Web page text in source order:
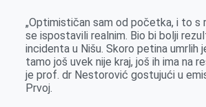
„Optimističan sam od početka, i to s
se ispostavili realnim. Bio bi bolji
incidenta u Nišu. Skoro petina umrlih
tamo još uvek nije kraj, još ih ima na
je prof. dr Nestorović gostujući u
Prvoj.